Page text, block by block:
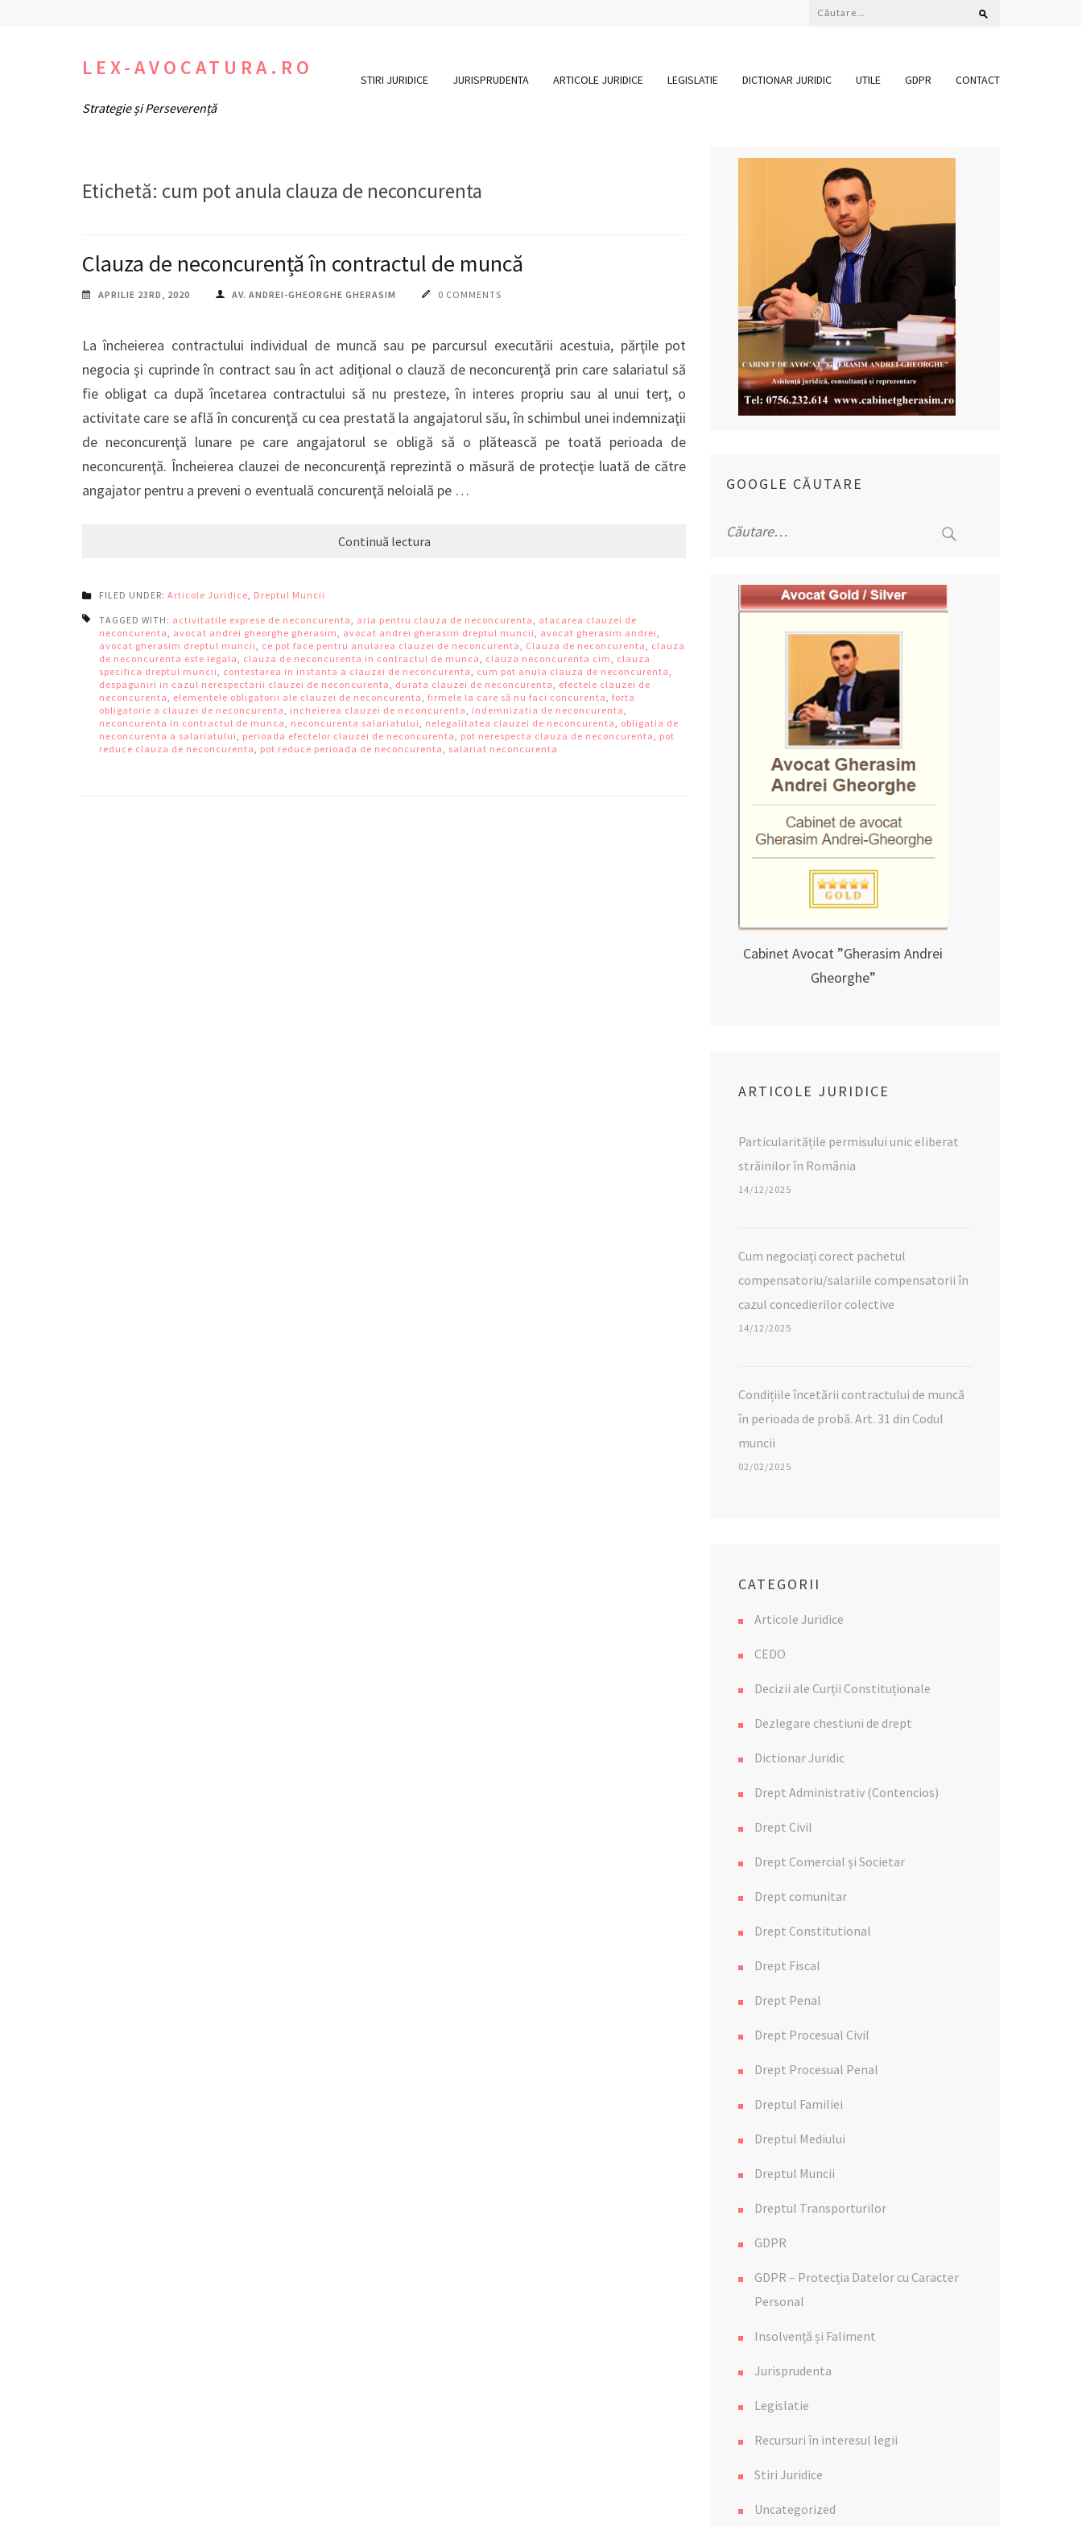
Caută
LEX-AVOCATURA.RO
Strategie și Perseverență
STIRI JURIDICE JURISPRUDENTA ARTICOLE JURIDICE LEGISLATIE DICTIONAR JURIDIC UTILE GDPR CONTACT
Etichetă: cum pot anula clauza de neconcurenta
Clauza de neconcurență în contractul de muncă
APRILIE 23RD, 2020 AV. ANDREI-GHEORGHE GHERASIM 0 COMMENTS
La încheierea contractului individual de muncă sau pe parcursul executării acestuia, părţile pot
negocia şi cuprinde în contract sau în act adițional o clauză de neconcurenţă prin care salariatul să
fie obligat ca după încetarea contractului să nu presteze, în interes propriu sau al unui terţ, o
activitate care se află în concurenţă cu cea prestată la angajatorul său, în schimbul unei indemnizaţii
de neconcurenţă lunare pe care angajatorul se obligă să o plătească pe toată perioada de
neconcurenţă. Încheierea clauzei de neconcurenţă reprezintă o măsură de protecţie luată de către
angajator pentru a preveni o eventuală concurenţă neloială pe …
Continuă lectura
FILED UNDER: Articole Juridice, Dreptul Muncii
TAGGED WITH: activitatile exprese de neconcurenta, aria pentru clauza de neconcurenta, atacarea clauzei de
neconcurenta, avocat andrei gheorghe gherasim, avocat andrei gherasim dreptul muncii, avocat gherasim andrei,
avocat gherasim dreptul muncii, ce pot face pentru anularea clauzei de neconcurenta, Clauza de neconcurenta, clauza
de neconcurenta este legala, clauza de neconcurenta in contractul de munca, clauza neconcurenta cim, clauza
specifica dreptul muncii, contestarea in instanta a clauzei de neconcurenta, cum pot anula clauza de neconcurenta,
despaguniri in cazul nerespectarii clauzei de neconcurenta, durata clauzei de neconcurenta, efectele clauzei de
neconcurenta, elementele obligatorii ale clauzei de neconcurenta, firmele la care să nu faci concurenta, forta
obligatorie a clauzei de neconcurenta, incheierea clauzei de neconcurenta, indemnizatia de neconcurenta,
neconcurenta in contractul de munca, neconcurenta salariatului, nelegalitatea clauzei de neconcurenta, obligatia de
neconcurenta a salariatului, perioada efectelor clauzei de neconcurenta, pot nerespecta clauza de neconcurenta, pot
reduce clauza de neconcurenta, pot reduce perioada de neconcurenta, salariat neconcurenta
GOOGLE CĂUTARE
după:
Cabinet Avocat ”Gherasim Andrei
Gheorghe”
ARTICOLE JURIDICE
Particularitățile permisului unic eliberat
străinilor în România
14/12/2025
Cum negociați corect pachetul
compensatoriu/salariile compensatorii în
cazul concedierilor colective
14/12/2025
Condițiile încetării contractului de muncă
în perioada de probă. Art. 31 din Codul
muncii
02/02/2025
CATEGORII
Articole Juridice
CEDO
Decizii ale Curții Constituționale
Dezlegare chestiuni de drept
Dictionar Juridic
Drept Administrativ (Contencios)
Drept Civil
Drept Comercial și Societar
Drept comunitar
Drept Constitutional
Drept Fiscal
Drept Penal
Drept Procesual Civil
Drept Procesual Penal
Dreptul Familiei
Dreptul Mediului
Dreptul Muncii
Dreptul Transporturilor
GDPR
GDPR – Protecția Datelor cu Caracter
Personal
Insolvență și Faliment
Jurisprudenta
Legislatie
Recursuri în interesul legii
Stiri Juridice
Uncategorized